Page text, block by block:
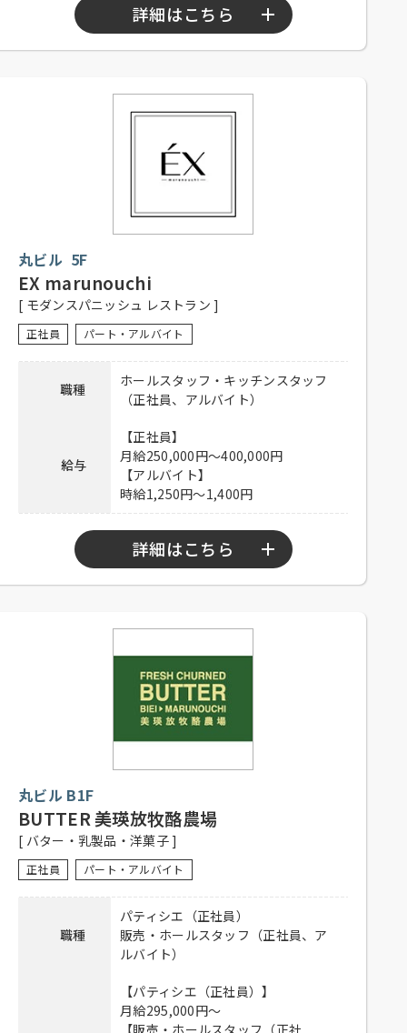
詳細はこちら
17：00～22：00
【正社員】
シフト制、週休2日、経験者優遇、未
経験者可
以上、週3日程度勤務可能な方、大学
生可、主婦歓迎、フリーター歓迎、
待遇
社員の登用有り、昇給有り、賞与有
り、深夜手当有り、社保完備、食事
付き、制服貸与、交通費全額支給
応募方法
電話連絡後、履歴書持参のうえ、ご
来店ください。
080-9472-6366 担当：山田
丸ビル 5F
EX marunouchi
[ モダンスパニッシュ レストラン ]
正社員 パート・アルバイト
職種
ホールスタッフ・キッチンスタッフ
（正社員、アルバイト）
給与
【正社員】
月給250,000円～400,000円
【アルバイト】
時給1,250円～1,400円
詳細はこちら
10：30～23：00
【正社員】
シフト制、月8日休み、経験者優遇、
未経験者可
シフト制、1日4時間以上、週1日以上
可、主婦歓迎、フリーター歓迎、経
験者優遇、未経験者可
【正社員】
服貸与、交通費全額支給
【アルバイト】
社員登用有り、社保完備、食事付
き、制服貸与、交通費全額支給
電話連絡後、履歴書持参のうえ、ご
来店ください。
丸ビル B1F
BUTTER 美瑛放牧酪農場
[ バター・乳製品・洋菓子 ]
正社員 パート・アルバイト
職種
パティシエ（正社員）
販売・ホールスタッフ（正社員、ア
ルバイト）
【パティシエ（正社員）】
月給295,000円～
【販売・ホールスタッフ（正社